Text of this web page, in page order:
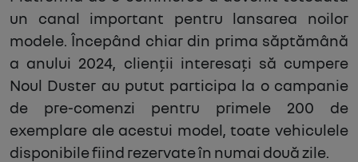
un canal important pentru lansarea noilor
modele. Începând chiar din prima săptămână
a anului 2024, clienții interesați să cumpere
Noul Duster au putut participa la o campanie
de pre-comenzi pentru primele 200 de
exemplare ale acestui model, toate vehiculele
disponibile fiind rezervate în numai două zile.